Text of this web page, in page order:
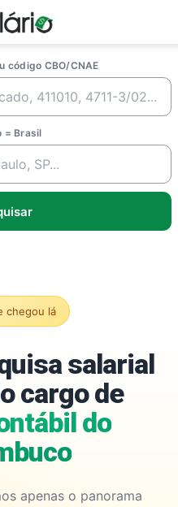
código CBO/CNAE
= Brasil
chegou lá
salarial
cargo de
do
apenas o panorama